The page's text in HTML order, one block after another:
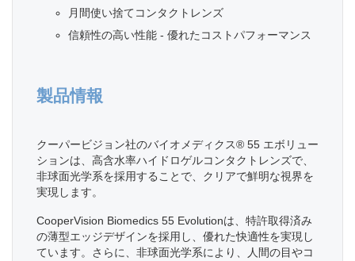
月間使い捨てコンタクトレンズ
信頼性の高い性能 - 優れたコストパフォーマンス
製品情報
クーパービジョン社のバイオメディクス® 55 エボリュー
ションは、高含水率ハイドロゲルコンタクトレンズで、
非球面光学系を採用することで、クリアで鮮明な視界を
実現します。
CooperVision Biomedics 55 Evolutionは、特許取得済み
の薄型エッジデザインを採用し、優れた快適性を実現し
ています。さらに、非球面光学系により、人間の目やコ